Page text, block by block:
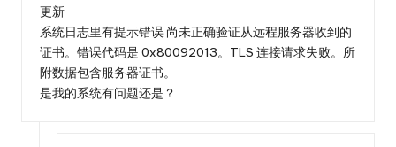
更新
系统日志里有提示错误 尚未正确验证从远程服务器收到的
证书。错误代码是 0x80092013。TLS 连接请求失败。所
附数据包含服务器证书。
是我的系统有问题还是？